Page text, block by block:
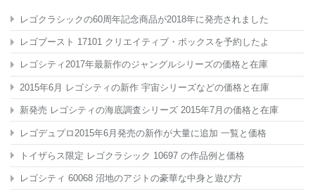
レゴクラシックの60周年記念商品が2018年に発売されました
レゴブースト 17101 クリエイティブ・ボックスを予約したよ
レゴシティ2017年最新作のジャングルシリーズの価格と在庫
2015年6月 レゴシティの新作 宇宙シリーズなどの価格と在庫
新発売 レゴシティの海底調査シリーズ 2015年7月の価格と在庫
レゴデュプロ2015年6月発売の新作が大量に追加 一覧と価格
トイザらス限定 レゴクラシック 10697 の作品例と価格
レゴシティ 60068 沼地のアジトの豪華な中身と遊び方